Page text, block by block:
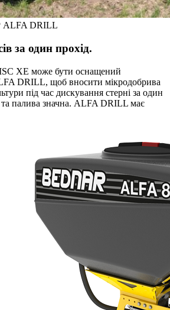
DRILL
за один прохід.
XE може бути оснащений
DRILL, щоб вносити мікродобрива
під час дискування стерні за один
та палива значна. ALFA DRILL має